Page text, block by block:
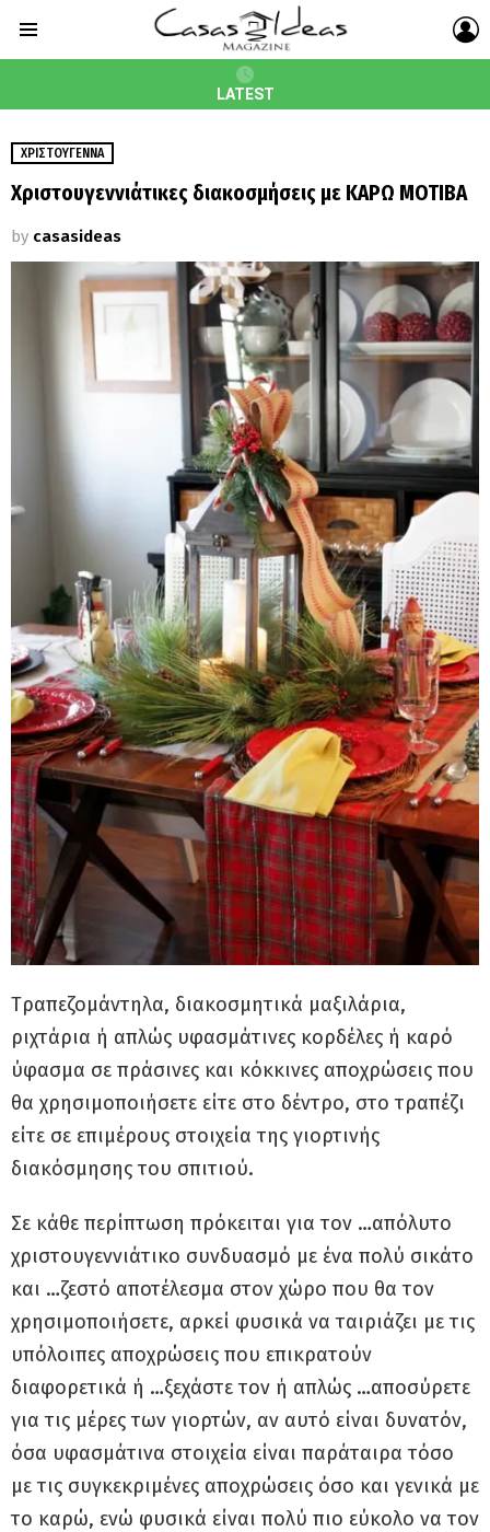
LATEST
ΧΡΙΣΤΟΎΓΕΝΝΑ
Xριστουγεννιάτικες διακοσμήσεις με ΚΑΡΩ ΜΟΤΙΒΑ
by casasideas
Tραπεζομάντηλα, διακοσμητικά μαξιλάρια,
ριχτάρια ή απλώς υφασμάτινες κορδέλες ή καρό
ύφασμα σε πράσινες και κόκκινες αποχρώσεις που
θα χρησιμοποιήσετε είτε στο δέντρο, στο τραπέζι
είτε σε επιμέρους στοιχεία της γιορτινής
διακόσμησης του σπιτιού.
Σε κάθε περίπτωση πρόκειται για τον …απόλυτο
χριστουγεννιάτικο συνδυασμό με ένα πολύ σικάτο
και …ζεστό αποτέλεσμα στον χώρο που θα τον
χρησιμοποιήσετε, αρκεί φυσικά να ταιριάζει με τις
υπόλοιπες αποχρώσεις που επικρατούν
διαφορετικά ή …ξεχάστε τον ή απλώς …αποσύρετε
για τις μέρες των γιορτών, αν αυτό είναι δυνατόν,
όσα υφασμάτινα στοιχεία είναι παράταιρα τόσο
με τις συγκεκριμένες αποχρώσεις όσο και γενικά με
το καρώ, ενώ φυσικά είναι πολύ πιο εύκολο να τον